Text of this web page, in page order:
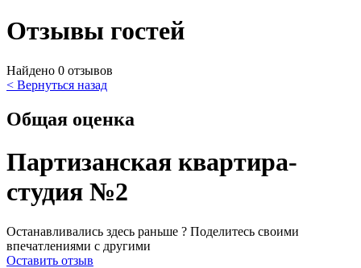
Отзывы гостей
Найдено 0 отзывов
< Вернуться назад
Общая оценка
Партизанская квартира-
студия №2
Останавливались здесь раньше ? Поделитесь своими
впечатлениями с другими
Оставить отзыв